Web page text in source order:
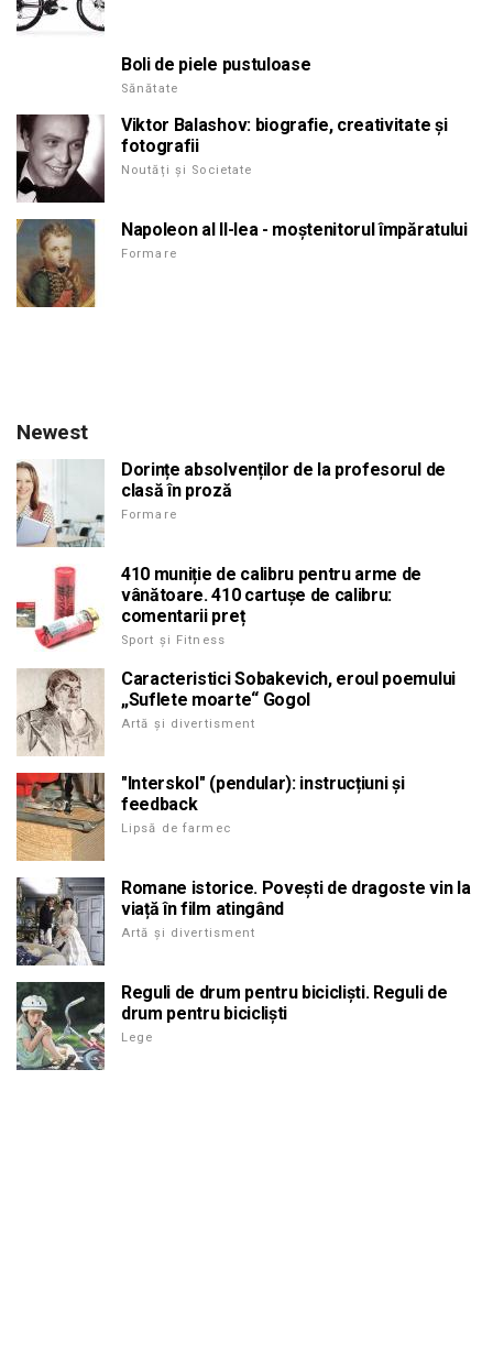
Boli de piele pustuloase
Sănătate
Viktor Balashov: biografie, creativitate și
fotografii
Noutăți și Societate
Napoleon al II-lea - moștenitorul împăratului
Formare
Newest
Dorințe absolvenților de la profesorul de
clasă în proză
Formare
410 muniție de calibru pentru arme de
vânătoare. 410 cartușe de calibru:
comentarii preț
Sport și Fitness
Caracteristici Sobakevich, eroul poemului
„Suflete moarte“ Gogol
Artă și divertisment
"Interskol" (pendular): instrucțiuni și
feedback
Lipsă de farmec
Romane istorice. Povești de dragoste vin la
viață în film atingând
Artă și divertisment
Reguli de drum pentru bicicliști. Reguli de
drum pentru bicicliști
Lege